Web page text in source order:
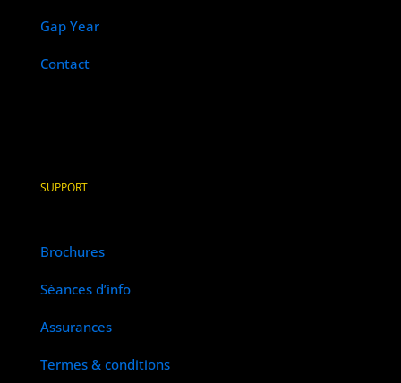
Gap Year
Contact
SUPPORT
Brochures
Séances d’info
Assurances
Termes & conditions